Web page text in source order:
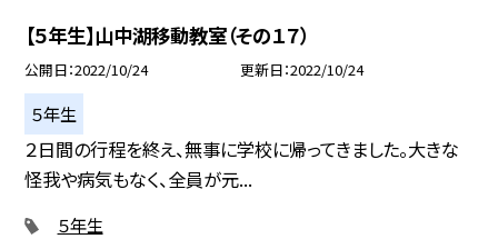
【５年生】山中湖移動教室（その１７）
公開日 2022/10/24 更新日 2022/10/24
５年生
２日間の行程を終え、無事に学校に帰ってきました。大きな
怪我や病気もなく、全員が元...
５年生